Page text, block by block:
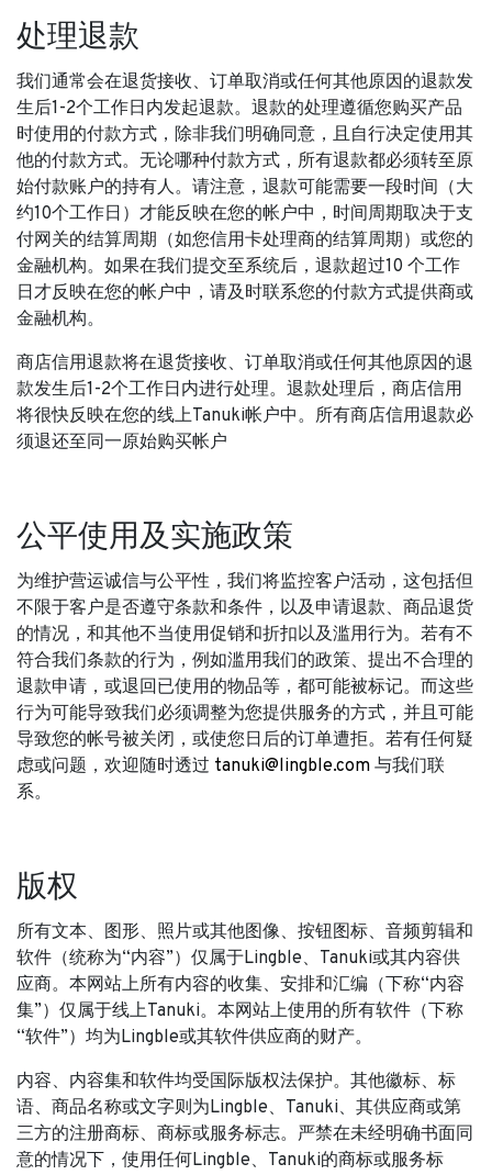
处理退款
我们通常会在退货接收、订单取消或任何其他原因的退款发
生后1-2个工作日内发起退款。退款的处理遵循您购买产品
时使用的付款方式，除非我们明确同意，且自行决定使用其
他的付款方式。无论哪种付款方式，所有退款都必须转至原
始付款账户的持有人。请注意，退款可能需要一段时间（大
约10个工作日）才能反映在您的帐户中，时间周期取决于支
付网关的结算周期（如您信用卡处理商的结算周期）或您的
金融机构。如果在我们提交至系统后，退款超过10 个工作
日才反映在您的帐户中，请及时联系您的付款方式提供商或
金融机构。
商店信用退款将在退货接收、订单取消或任何其他原因的退
款发生后1-2个工作日内进行处理。退款处理后，商店信用
将很快反映在您的线上Tanuki帐户中。所有商店信用退款必
须退还至同一原始购买帐户
公平使用及实施政策
为维护营运诚信与公平性，我们将监控客户活动，这包括但
不限于客户是否遵守条款和条件，以及申请退款、商品退货
的情况，和其他不当使用促销和折扣以及滥用行为。若有不
符合我们条款的行为，例如滥用我们的政策、提出不合理的
退款申请，或退回已使用的物品等，都可能被标记。而这些
行为可能导致我们必须调整为您提供服务的方式，并且可能
导致您的帐号被关闭，或使您日后的订单遭拒。若有任何疑
虑或问题，欢迎随时透过 tanuki@lingble.com 与我们联
系。
版权
所有文本、图形、照片或其他图像、按钮图标、音频剪辑和
软件（统称为“内容”）仅属于Lingble、Tanuki或其内容供
应商。本网站上所有内容的收集、安排和汇编（下称“内容
集”）仅属于线上Tanuki。本网站上使用的所有软件（下称
“软件”）均为Lingble或其软件供应商的财产。
内容、内容集和软件均受国际版权法保护。其他徽标、标
语、商品名称或文字则为Lingble、Tanuki、其供应商或第
三方的注册商标、商标或服务标志。严禁在未经明确书面同
意的情况下，使用任何Lingble、Tanuki的商标或服务标